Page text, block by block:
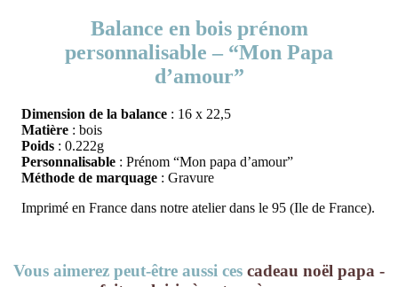
Balance en bois prénom
personnalisable – “Mon Papa
d’amour”
Dimension de la balance : 16 x 22,5
Matière : bois
Poids : 0.222g
Personnalisable : Prénom “Mon papa d’amour”
Méthode de marquage : Gravure
Imprimé en France dans notre atelier dans le 95 (Ile de France).
Vous aimerez peut-être aussi ces cadeau noël papa -